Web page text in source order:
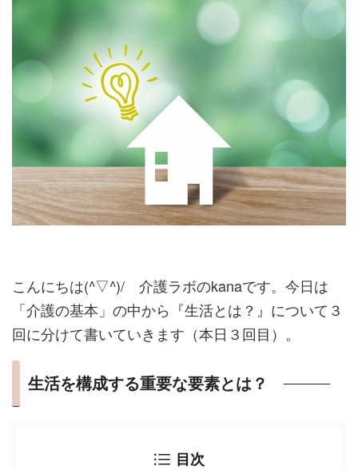
こんにちは(^▽^)/ 介護ラボのkanaです。今日は
「介護の基本」の中から『生活とは？』について３
回に分けて書いていきます（本日３回目）。
生活を構成する重要な要素とは？
目次